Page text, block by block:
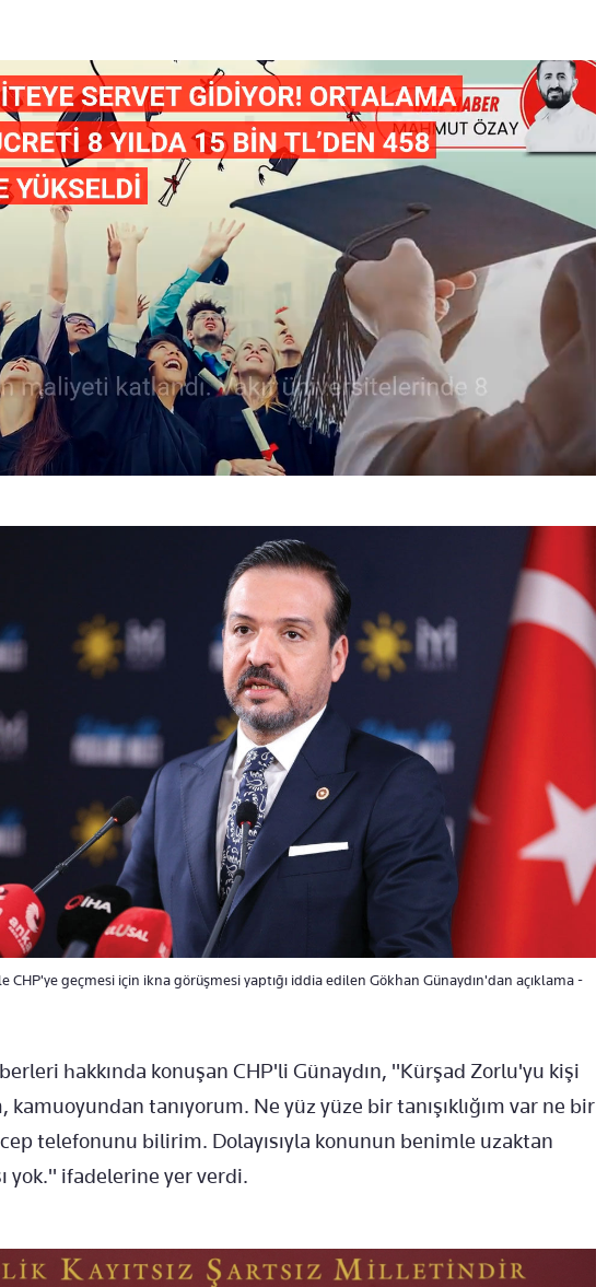
CHP'ye geçmesi için ikna görüşmesi yaptığı iddia edilen Gökhan Günaydın'dan açıklama -
hakkında konuşan CHP'li Günaydın, "Kürşad Zorlu'yu kişi
kamuoyundan tanıyorum. Ne yüz yüze bir tanışıklığım var ne bir
telefonunu bilirim. Dolayısıyla konunun benimle uzaktan
yok." ifadelerine yer verdi.